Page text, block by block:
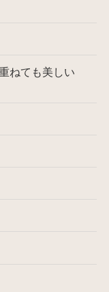
ねても美しい